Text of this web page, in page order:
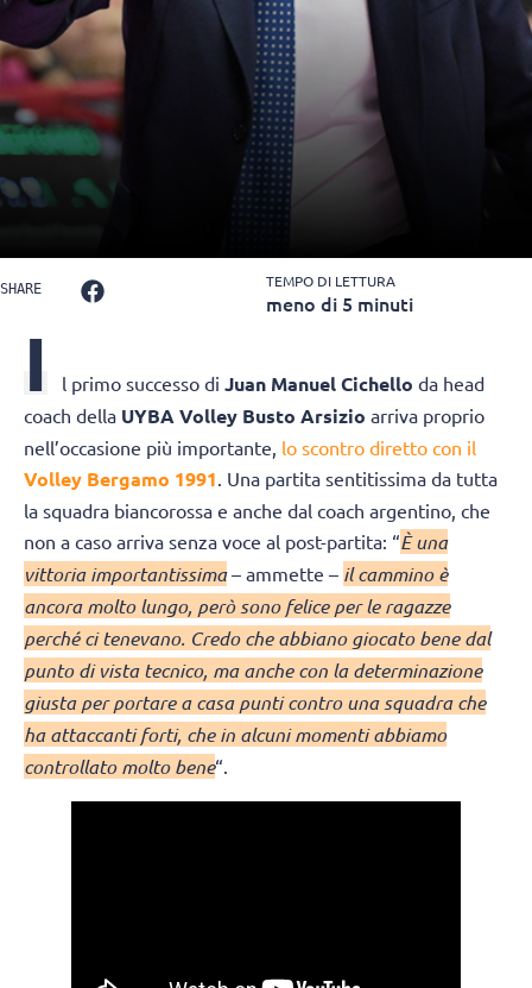
SHARE TEMPO DI LETTURA
meno di 5 minuti
I l primo successo di Juan Manuel Cichello da head
coach della UYBA Volley Busto Arsizio arriva proprio
nell’occasione più importante, lo scontro diretto con il
Volley Bergamo 1991. Una partita sentitissima da tutta
la squadra biancorossa e anche dal coach argentino, che
non a caso arriva senza voce al post-partita: “È una
vittoria importantissima– ammette – il cammino è
ancora molto lungo, però sono felice per le ragazze
perché ci tenevano. Credo che abbiano giocato bene dal
punto di vista tecnico, ma anche con la determinazione
giusta per portare a casa punti contro una squadra che
ha attaccanti forti, che in alcuni momenti abbiamo
controllato molto bene“.